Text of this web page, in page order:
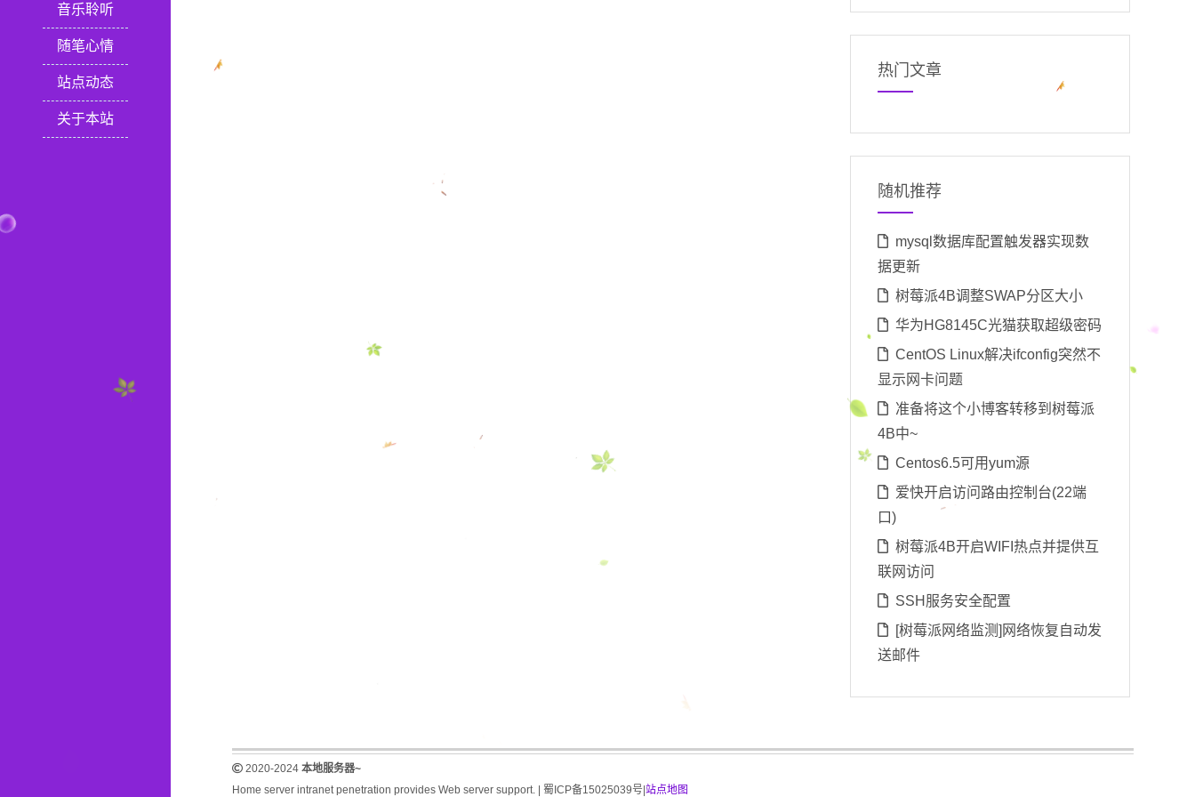
音乐聆听
随笔心情
站点动态
关于本站
热门文章
随机推荐
mysql数据库配置触发器实现数
据更新
树莓派4B调整SWAP分区大小
华为HG8145C光猫获取超级密码
CentOS Linux解决ifconfig突然不
显示网卡问题
准备将这个小博客转移到树莓派
4B中~
Centos6.5可用yum源
爱快开启访问路由控制台(22端
口)
树莓派4B开启WIFI热点并提供互
联网访问
SSH服务安全配置
[树莓派网络监测]网络恢复自动发
送邮件
2020-2024本地服务器~
Home server intranet penetration provides Web server support. |蜀ICP备15025039号 |站点地图